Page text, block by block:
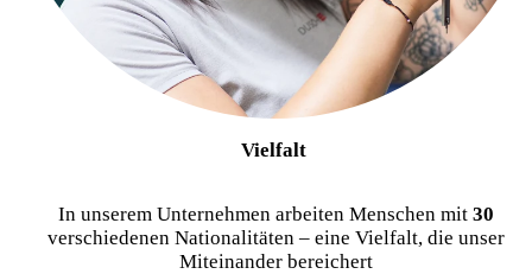
Vielfalt
In unserem Unternehmen arbeiten Menschen mit 30
verschiedenen Nationalitäten – eine Vielfalt, die unser
Miteinander bereichert